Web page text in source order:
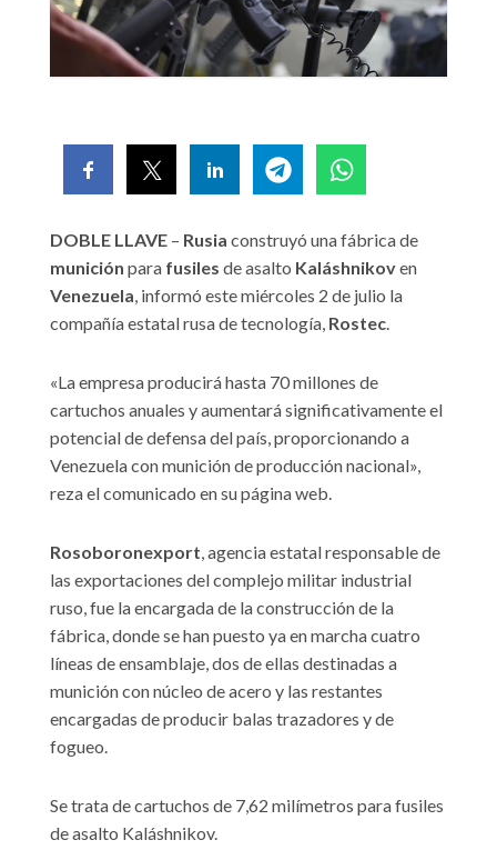
DOBLE LLAVE – Rusia construyó una fábrica de
munición para fusiles de asalto Kaláshnikoven
Venezuela, informó este miércoles 2 de julio la
compañía estatal rusa de tecnología, Rostec.
«La empresa producirá hasta 70 millones de
cartuchos anuales y aumentará significativamente el
potencial de defensa del país, proporcionando a
Venezuela con munición de producción nacional»,
reza el comunicado en su página web.
Rosoboronexport, agencia estatal responsable de
las exportaciones del complejo militar industrial
ruso, fue la encargada de la construcción de la
fábrica, donde se han puesto ya en marcha cuatro
líneas de ensamblaje, dos de ellas destinadas a
munición con núcleo de acero y las restantes
encargadas de producir balas trazadores y de
fogueo.
Se trata de cartuchos de 7,62 milímetros para fusiles
de asalto Kaláshnikov.